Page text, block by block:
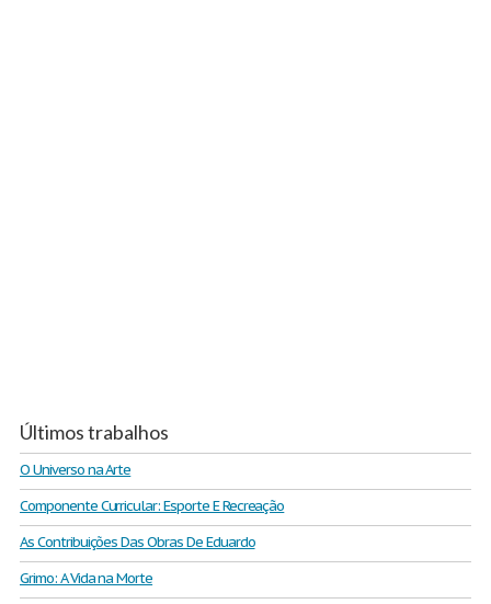
Últimos trabalhos
O Universo na Arte
Componente Curricular: Esporte E Recreação
As Contribuições Das Obras De Eduardo
Grimo: A Vida na Morte